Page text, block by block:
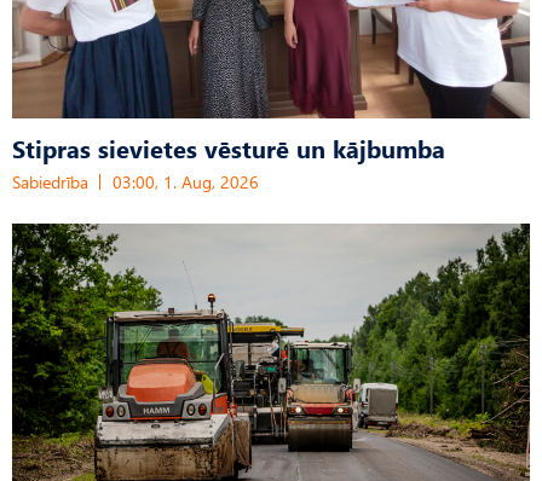
Stipras sievietes vēsturē un kājbumba
Sabiedrība 03:00, 1. Aug, 2026